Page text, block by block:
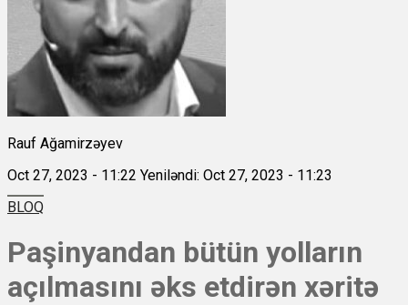
Rauf Ağamirzəyev
Oct 27, 2023 - 11:22 Yeniləndi: Oct 27, 2023 - 11:23
BLOQ
Paşinyandan bütün yolların
açılmasını əks etdirən xəritə